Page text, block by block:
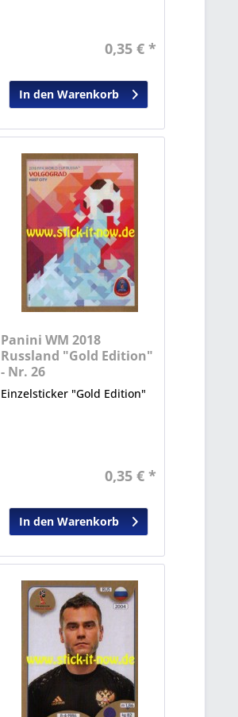
0,35 € *
In den Warenkorb
Panini WM 2018
Russland "Gold Edition"
- Nr. 26
Einzelsticker "Gold Edition"
0,35 € *
In den Warenkorb